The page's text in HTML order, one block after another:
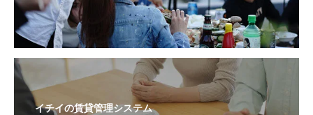
イチイの賃貸管理システム